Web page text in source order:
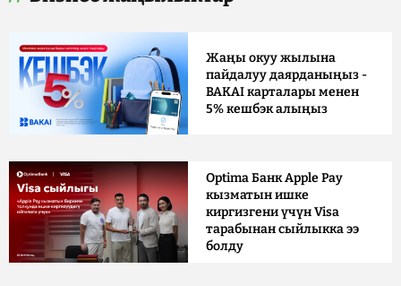
Жаңы окуу жылына
пайдалуу даярданыңыз -
BAKAI карталары менен
5% кешбэк алыңыз
Optima Банк Apple Pay
кызматын ишке
киргизгени үчүн Visa
тарабынан сыйлыкка ээ
болду